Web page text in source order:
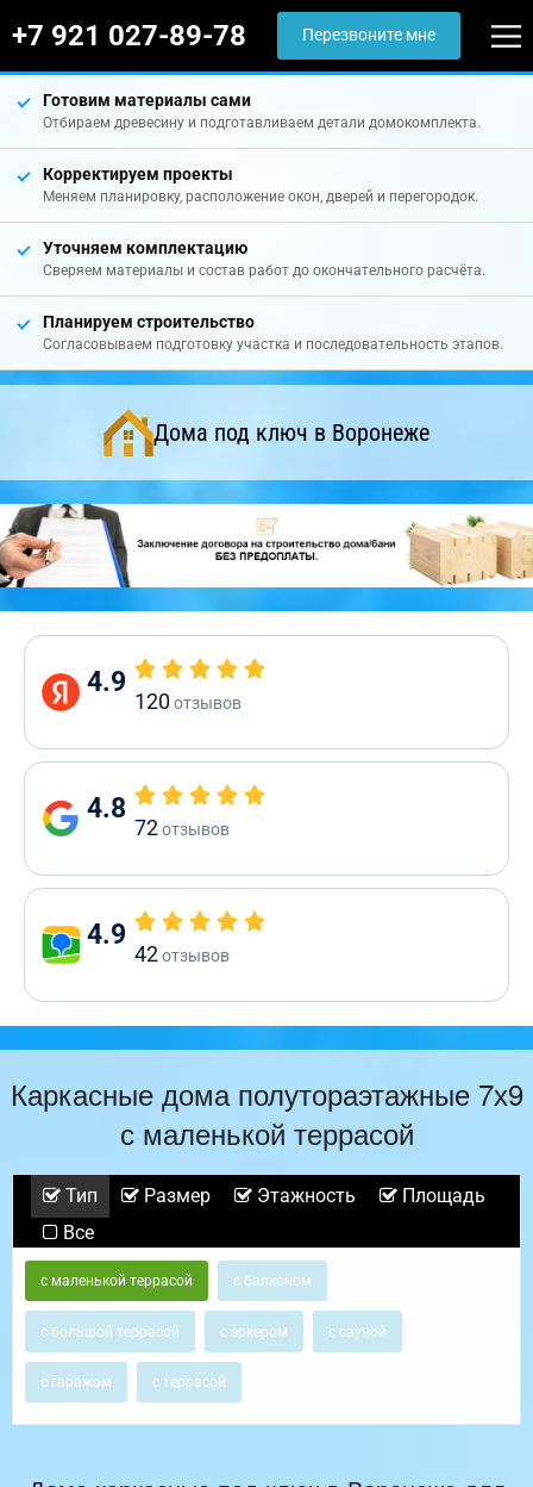
+7 921 027-89-78 Перезвоните мне
Готовим материалы сами
Отбираем древесину и подготавливаем детали домокомплекта.
Корректируем проекты
Меняем планировку, расположение окон, дверей и перегородок.
Уточняем комплектацию
Сверяем материалы и состав работ до окончательного расчёта.
Планируем строительство
Согласовываем подготовку участка и последовательность этапов.
Дома под ключ в Воронеже
4.9
120отзывов
4.8
72отзывов
4.9
42отзывов
Каркасные дома полутораэтажные 7х9
с маленькой террасой
Тип Размер Этажность
Площадь
Все
с маленькой террасой с балконом
с большой террасой с эркером с сауной
с гаражом с террасой